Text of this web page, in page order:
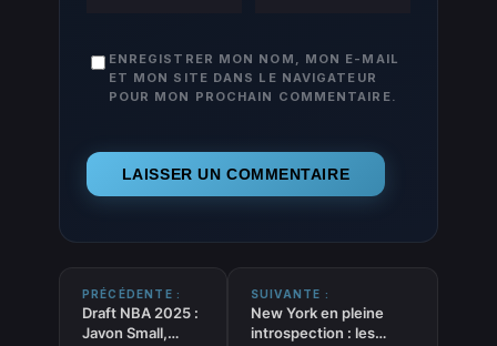
ENREGISTRER MON NOM, MON E-MAIL
ET MON SITE DANS LE NAVIGATEUR
POUR MON PROCHAIN COMMENTAIRE.
PRÉCÉDENTE :
Draft NBA 2025 :
Javon Small,
SUIVANTE :
New York en pleine
introspection : les